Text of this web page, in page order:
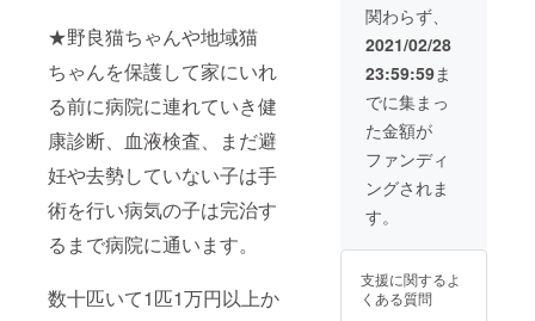
★野良猫ちゃんや地域猫
ちゃんを保護して家にいれ
る前に病院に連れていき健
康診断、血液検査、まだ避
妊や去勢していない子は手
術を行い病気の子は完治す
るまで病院に通います。
数十匹いて1匹1万円以上か
関わらず、
2021/02/28
23:59:59ま
でに集まっ
た金額が
ファンディ
ングされま
す。
支援に関するよ
くある質問